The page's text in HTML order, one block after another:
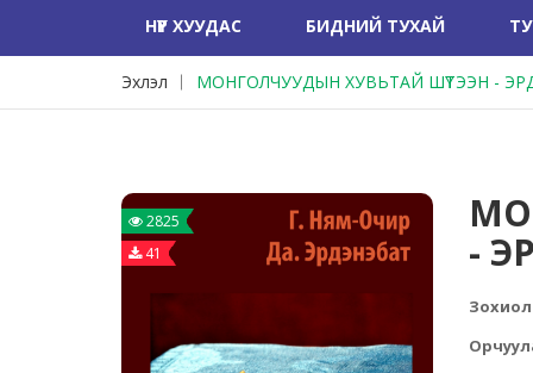
НҮҮР ХУУДАС БИДНИЙ ТУХАЙ
Эхлэл МОНГОЛЧУУДЫН ХУВЬТАЙ ШҮТЭЭН -
2825
41
-